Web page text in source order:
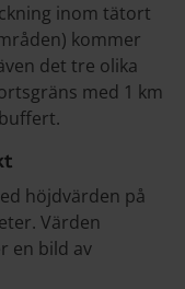
inom tätort
kommer
det tre olika
med 1 km
höjdvärden på
Värden
en bild av